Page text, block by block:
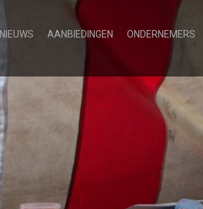
NIEUWS AANBIEDINGEN ONDERNEMERS